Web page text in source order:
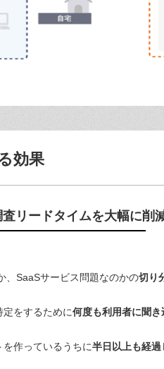
効果
リードタイムを大幅に削
、SaaSサービス問題なのかの切り
をするために何度も利用者に聞き
作っているうちに半日以上も経過